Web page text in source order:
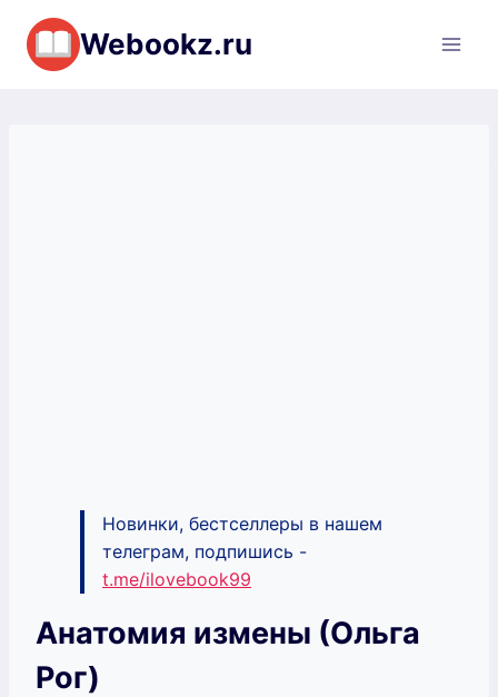
Перейти
содержимому
Webookz.ru
Новинки, бестселлеры в нашем
телеграм, подпишись -
t.me/ilovebook99
Анатомия измены (Ольга
Рог)